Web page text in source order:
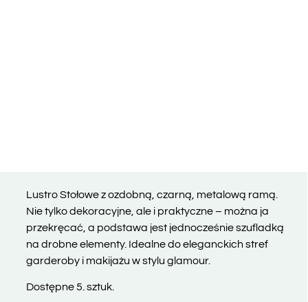
Lustro Stołowe z ozdobną, czarną, metalową ramą.
Nie tylko dekoracyjne, ale i praktyczne – można ja
przekręcać, a podstawa jest jednocześnie szufladką
na drobne elementy. Idealne do eleganckich stref
garderoby i makijażu w stylu glamour.
Dostępne 5. sztuk.